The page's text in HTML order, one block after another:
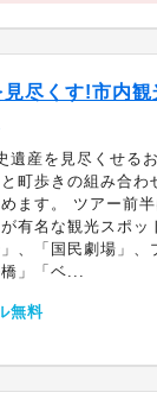
尽くす!市内観
遺産を見尽くせる
町歩きの組み合わ
ます。 ツアー前半
有名な観光スポッ
、「国民劇場」、
」「ベ...
無料